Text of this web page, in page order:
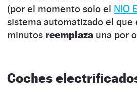
(por el momento solo el NIO
sistema automatizado el que
minutos reemplaza una por
Coches